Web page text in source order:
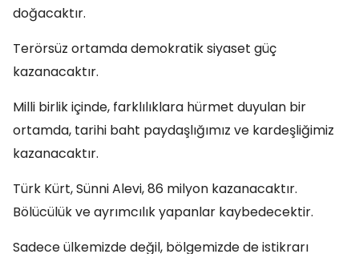
doğacaktır.
Terörsüz ortamda demokratik siyaset güç
kazanacaktır.
Milli birlik içinde, farklılıklara hürmet duyulan bir
ortamda, tarihi baht paydaşlığımız ve kardeşliğimiz
kazanacaktır.
Türk Kürt, Sünni Alevi, 86 milyon kazanacaktır.
Bölücülük ve ayrımcılık yapanlar kaybedecektir.
Sadece ülkemizde değil, bölgemizde de istikrarı